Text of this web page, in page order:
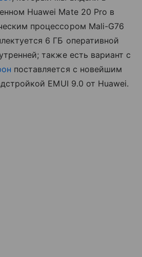
Huawei Mate 20 Pro в
процессором Mali-G76
6 ГБ оперативной
также есть вариант с
поставляется с новейшим
EMUI 9.0 от Huawei.